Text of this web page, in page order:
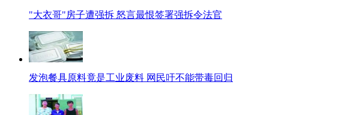
"大衣哥"房子遭强拆 怒言最恨签署强拆令法官
发泡餐具原料竟是工业废料 网民吁不能带毒回归